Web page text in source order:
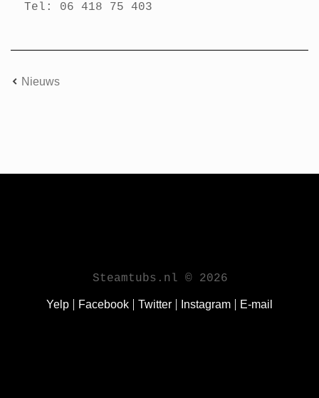
Tel: 06 418 75 403
Nieuws
Steamtubs.nl © 2026
Yelp Facebook Twitter Instagram E-mail